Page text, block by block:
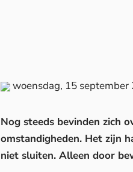
woensdag, 15 september
Nog steeds bevinden zich
omstandigheden. Het zijn
niet sluiten. Alleen door